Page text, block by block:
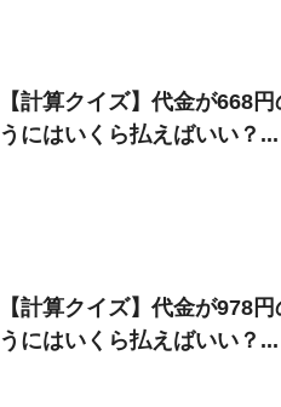
【計算クイズ】代金が668
うにはいくら払えばいい？...
【計算クイズ】代金が978
うにはいくら払えばいい？...